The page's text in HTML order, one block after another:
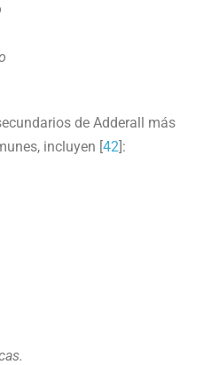
de Adderall más
incluyen [42]: